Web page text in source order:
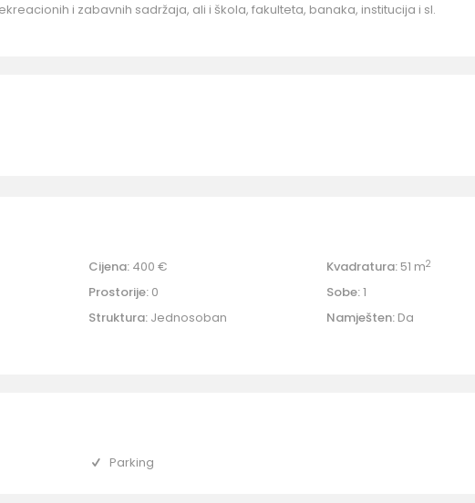
i zabavnih sadržaja, ali i škola, fakulteta, banaka, institucija i sl.
Cijena: 400 € Kvadratura: 51 m2
Prostorije:0 Sobe:1
Struktura:Jednosoban Namješten: Da
Parking